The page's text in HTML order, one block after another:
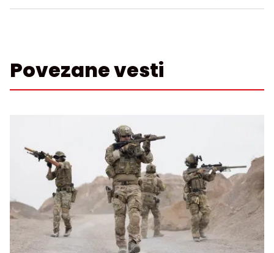
Povezane vesti